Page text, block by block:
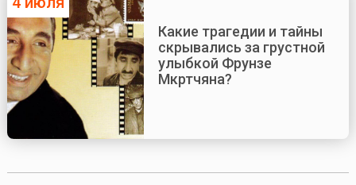
Какие трагедии и тайны
скрывались за грустной
улыбкой Фрунзе
Мкртчяна?